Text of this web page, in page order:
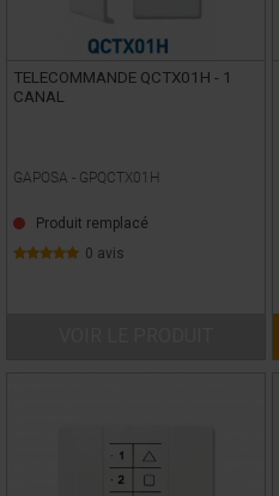
TELECOMMANDE QCTX01H - 1
CANAL
GAPOSA - GPQCTX01H
Produit remplacé
0 avis